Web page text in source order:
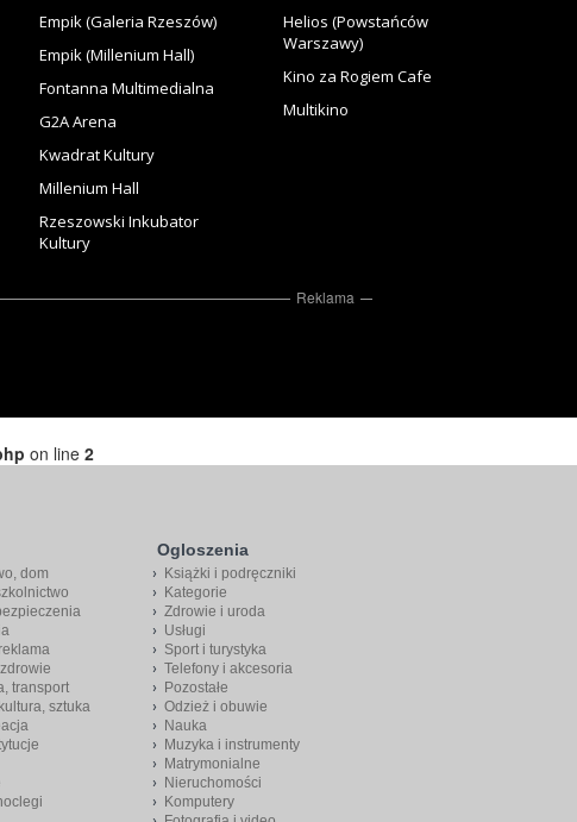
Empik (Galeria Rzeszów)
Empik (Millenium Hall)
Fontanna Multimedialna
G2A Arena
Kwadrat Kultury
Millenium Hall
Rzeszowski Inkubator
Kultury
Helios (Powstańców
Warszawy)
Kino za Rogiem Cafe
Multikino
Reklama
on line 2
dom
transport
sztuka
Ogloszenia
Książki i podręczniki
Kategorie
Zdrowie i uroda
Usługi
Sport i turystyka
Telefony i akcesoria
Pozostałe
Odzież i obuwie
Nauka
Muzyka i instrumenty
Matrymonialne
Nieruchomości
Komputery